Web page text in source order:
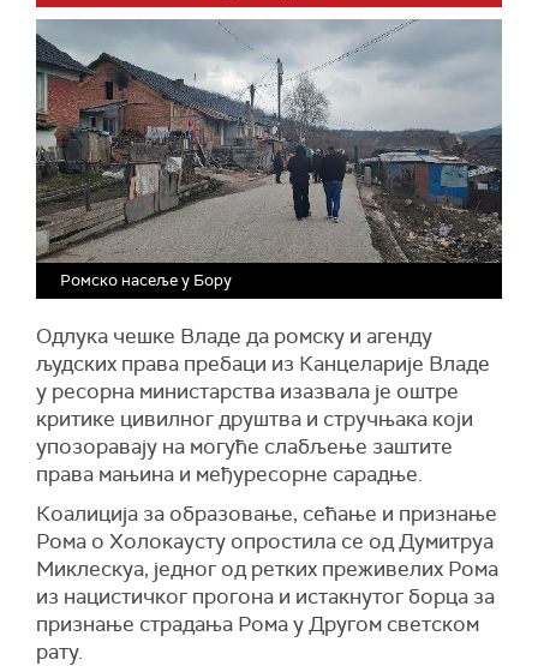
Ромско насеље у Бору
Одлука чешке Владе да ромску и агенду
људских права пребаци из Канцеларије Владе
у ресорна министарства изазвала је оштре
критике цивилног друштва и стручњака који
упозоравају на могуће слабљење заштите
права мањина и међуресорне сарадње.
Коалиција за образовање, сећање и признање
Рома о Холокаусту опростила се од Думитруа
Миклескуа, једног од ретких преживелих Рома
из нацистичког прогона и истакнутог борца за
признање страдања Рома у Другом светском
рату.